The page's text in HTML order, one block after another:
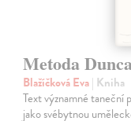
Metoda
Blažíčková Eva| Kniha
Text významné taneční
jako svébytnou